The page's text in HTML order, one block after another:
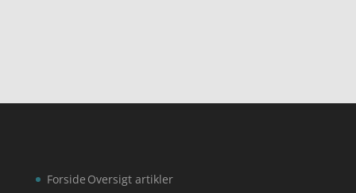
Forside Oversigt artikler